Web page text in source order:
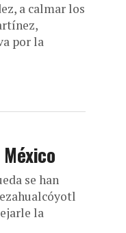
a calmar los
por la
se han
la